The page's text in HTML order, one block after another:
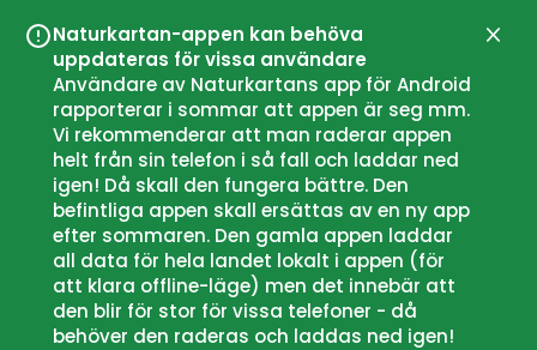
Naturkartan-appen kan behöva
uppdateras för vissa användare
Användare av Naturkartans app för Android
rapporterar i sommar att appen är seg mm.
Vi rekommenderar att man raderar appen
helt från sin telefon i så fall och laddar ned
igen! Då skall den fungera bättre. Den
befintliga appen skall ersättas av en ny app
efter sommaren. Den gamla appen laddar
all data för hela landet lokalt i appen (för
att klara offline-läge) men det innebär att
den blir för stor för vissa telefoner - då
behöver den raderas och laddas ned igen!